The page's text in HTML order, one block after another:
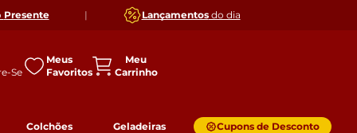
Presente | Lançamentosdo dia
Meus
Favoritos
Colchões Geladeiras Cupons de Desconto